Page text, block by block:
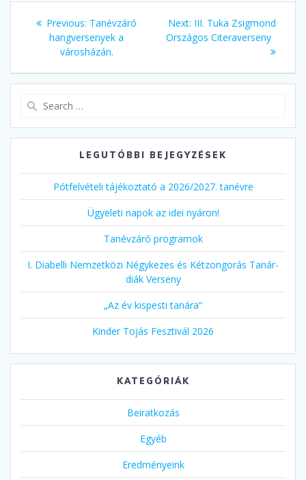
Bejegyzés
navigáció
Previous: Previous
post:
Tanévzáró
hangversenyek a
városházán.
Next: Next
post:
III. Tuka Zsigmond
Országos Citeraverseny
LEGUTÓBBI BEJEGYZÉSEK
Pótfelvételi tájékoztató a 2026/2027. tanévre
Ügyeleti napok az idei nyáron!
Tanévzáró programok
I. Diabelli Nemzetközi Négykezes és Kétzongorás Tanár-
diák Verseny
„Az év kispesti tanára”
Kinder Tojás Fesztivál 2026
KATEGÓRIÁK
Beiratkozás
Egyéb
Eredményeink